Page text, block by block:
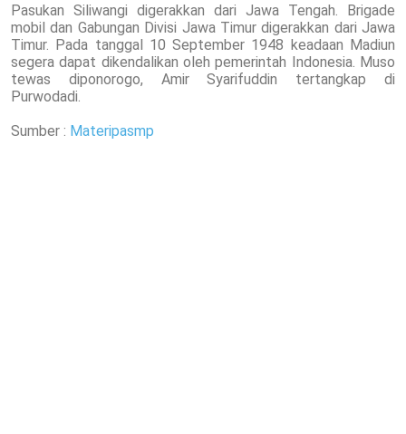
Pasukan Siliwangi digerakkan dari Jawa Tengah. Brigade
mobil dan Gabungan Divisi Jawa Timur digerakkan dari Jawa
Timur. Pada tanggal 10 September 1948 keadaan Madiun
segera dapat dikendalikan oleh pemerintah Indonesia. Muso
tewas diponorogo, Amir Syarifuddin tertangkap di
Purwodadi.
Sumber : Materipasmp